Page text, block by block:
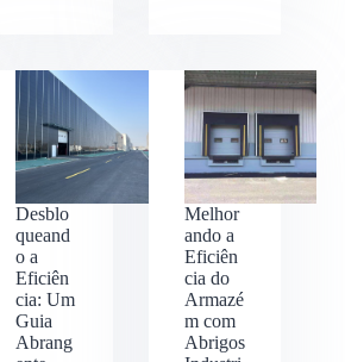
Desblo
queand
o a
Eficiên
cia: Um
Guia
Abrang
Melhor
ando a
Eficiên
cia do
Armazé
m com
Abrigos